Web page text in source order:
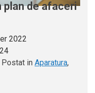
plan de afaceri
2022
Postat in Aparatura,